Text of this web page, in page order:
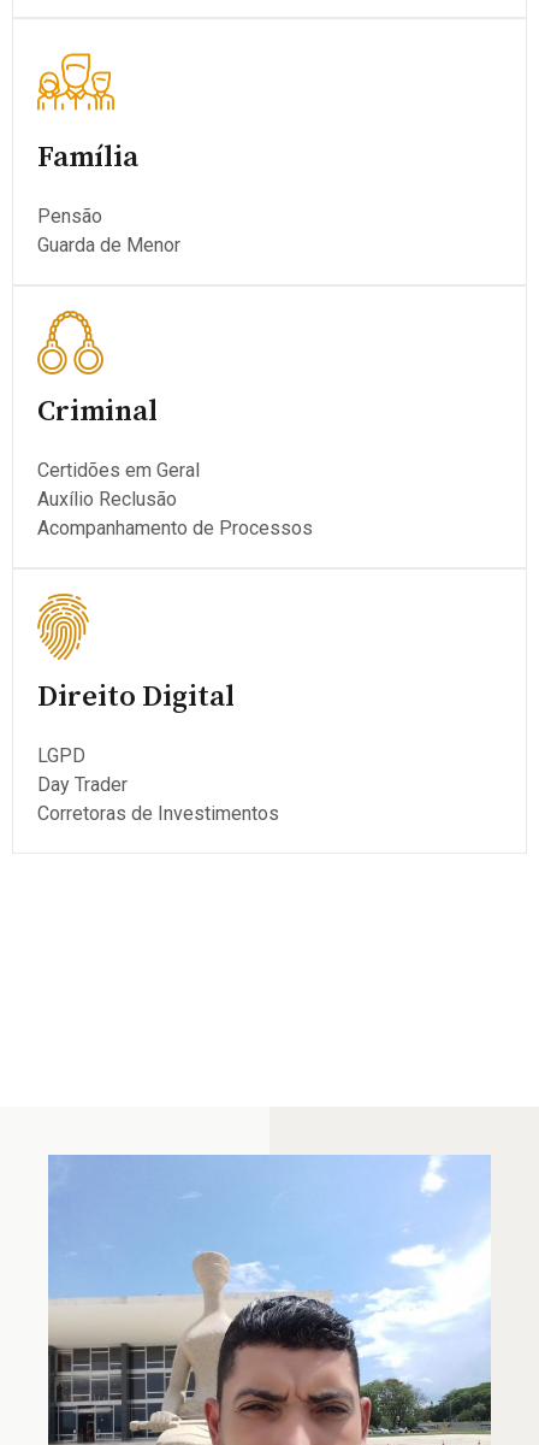
Família
Pensão
Guarda de Menor
Criminal
Certidões em Geral
Auxílio Reclusão
Acompanhamento de Processos
Direito Digital
LGPD
Day Trader
Corretoras de Investimentos